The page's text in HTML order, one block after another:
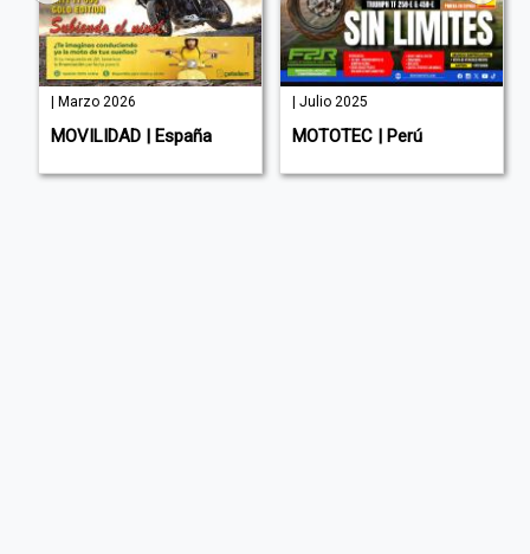
| Marzo 2026
MOVILIDAD | España
| Julio 2025
MOTOTEC | Perú